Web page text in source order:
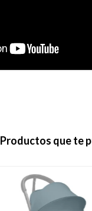
Productos que te